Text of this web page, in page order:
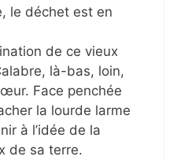
le déchet est en
de ce vieux
là-bas, loin,
Face penchée
la lourde larme
à l’idée de la
de sa terre.